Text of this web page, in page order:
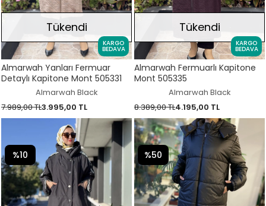
KARGO
BEDAVA
Tükendi
Almarwah Yanları Fermuar
Detaylı Kapitone Mont 505331
Almarwah Black
7.989,00 TL3.995,00 TL
KARGO
BEDAVA
Tükendi
Almarwah Fermuarlı Kapitone
Mont 505335
Almarwah Black
8.389,00 TL4.195,00 TL
%10 %50